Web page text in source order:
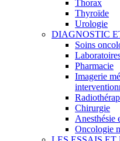
Thorax
Thyroïde
Urologie
DIAGNOSTIC
Soins
Pharmacie
Imagerie
Chirurgie
Anesthésie
Oncologie